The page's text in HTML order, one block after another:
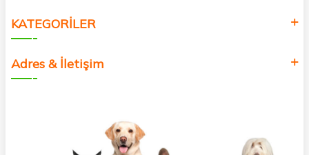
KATEGORİLER
Adres & İletişim